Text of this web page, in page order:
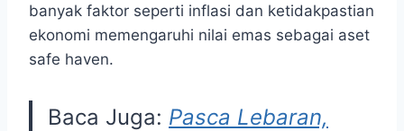
banyak faktor seperti inflasi dan ketidakpastian
ekonomi memengaruhi nilai emas sebagai aset
safe haven.
Baca Juga: Pasca Lebaran,